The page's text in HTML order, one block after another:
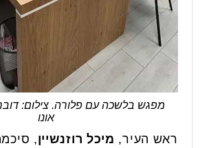
מפגש בלשכה עם פלורה. צילום:
אונו
ראש העיר, מיכל רוזנשיין,